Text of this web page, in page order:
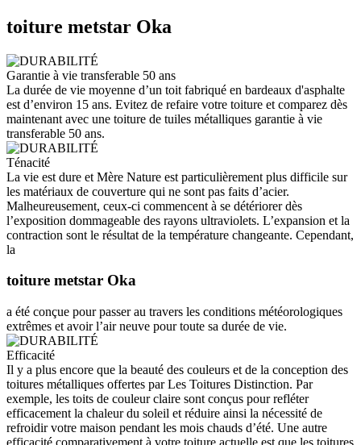
toiture metstar Oka
Garantie à vie transferable 50 ans
La durée de vie moyenne d’un toit fabriqué en bardeaux d'asphalte
est d’environ 15 ans. Evitez de refaire votre toiture et comparez dès
maintenant avec une toiture de tuiles métalliques garantie à vie
transferable 50 ans.
Ténacité
La vie est dure et Mère Nature est particulièrement plus difficile sur
les matériaux de couverture qui ne sont pas faits d’acier.
Malheureusement, ceux-ci commencent à se détériorer dès
l’exposition dommageable des rayons ultraviolets. L’expansion et la
contraction sont le résultat de la température changeante. Cependant,
la
toiture metstar Oka
a été conçue pour passer au travers les conditions météorologiques
extrêmes et avoir l’air neuve pour toute sa durée de vie.
Efficacité
Il y a plus encore que la beauté des couleurs et de la conception des
toitures métalliques offertes par Les Toitures Distinction. Par
exemple, les toits de couleur claire sont conçus pour refléter
efficacement la chaleur du soleil et réduire ainsi la nécessité de
refroidir votre maison pendant les mois chauds d’été. Une autre
efficacité comparativement à votre toiture actuelle est que les toitures